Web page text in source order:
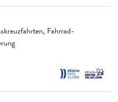
Fahrrad-